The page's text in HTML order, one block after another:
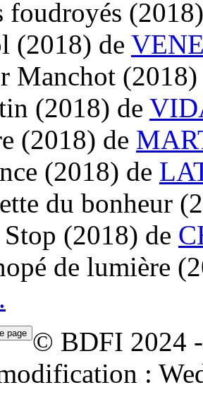
foudroyés (2018)
(2018) de
Manchot (2018)
(2018) de
(2018) de
(2018) de
du bonheur
(2018) de
de lumière
© BDFI 2024
: